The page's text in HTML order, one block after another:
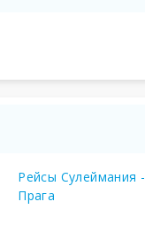
Рейсы Сулеймания -
Прага